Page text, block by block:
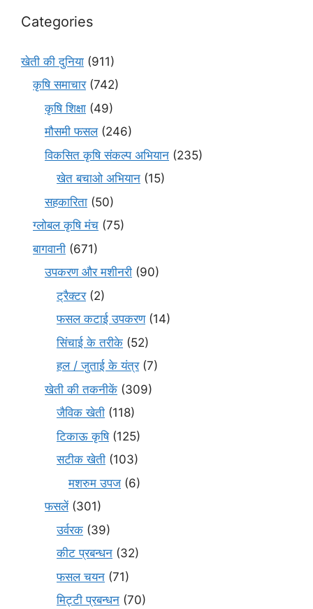
Categories
खेती की दुनिया (911)
कृषि समाचार(742)
कृषि शिक्षा (49)
मौसमी फसल(246)
विकसित कृषि संकल्प अभियान (235)
खेत बचाओ अभियान (15)
सहकारिता (50)
ग्लोबल कृषि मंच (75)
बागवानी (671)
उपकरण और मशीनरी (90)
ट्रैक्टर(2)
फसल कटाई उपकरण(14)
सिंचाई के तरीके (52)
हल / जुताई के यंत्र(7)
खेती की तकनीकें (309)
जैविक खेती (118)
टिकाऊ कृषि(125)
सटीक खेती (103)
मशरुम उपज (6)
फसलें(301)
उर्वरक (39)
कीट प्रबन्धन (32)
फसल चयन (71)
मि‌ट्टी प्रबन्धन (70)